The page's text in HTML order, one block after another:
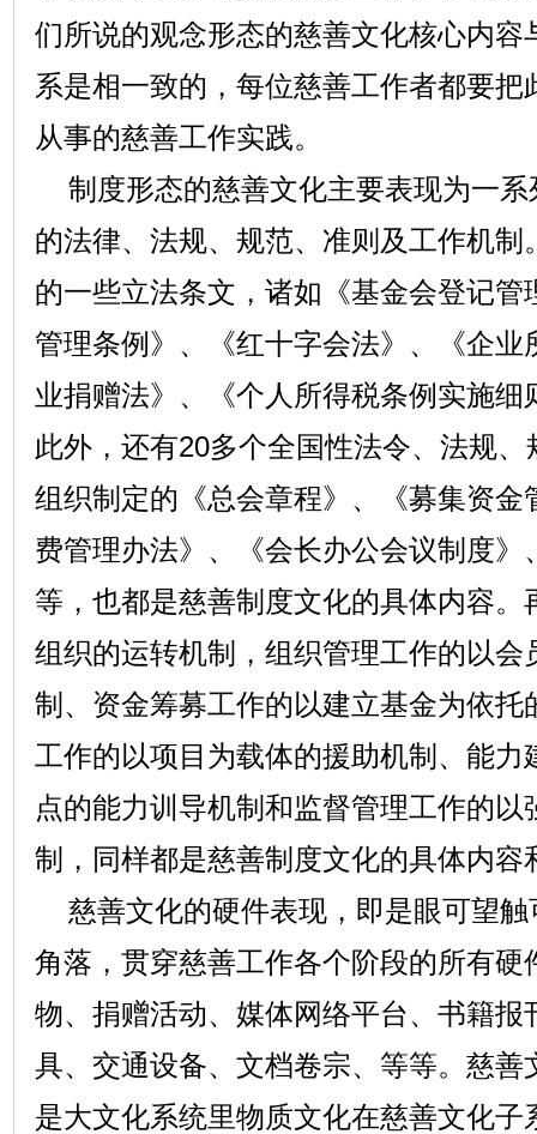
们所说的观念形态的慈善文化核心内容
系是相一致的，每位慈善工作者都要把
从事的慈善工作实践。
制度形态的慈善文化主要表现为一系
的法律、法规、规范、准则及工作机制
的一些立法条文，诸如《基金会登记管
管理条例》、《红十字会法》、《企业
业捐赠法》、《个人所得税条例实施细
此外，还有20多个全国性法令、法规
组织制定的《总会章程》、《募集资金
费管理办法》、《会长办公会议制度》
等，也都是慈善制度文化的具体内容。
组织的运转机制，组织管理工作的以会
制、资金筹募工作的以建立基金为依托
工作的以项目为载体的援助机制、能力
点的能力训导机制和监督管理工作的
制，同样都是慈善制度文化的具体内容
慈善文化的硬件表现，即是眼可望触
角落，贯穿慈善工作各个阶段的所有硬
物、捐赠活动、媒体网络平台、书籍报
具、交通设备、文档卷宗、等等。慈善
是大文化系统里物质文化在慈善文化子